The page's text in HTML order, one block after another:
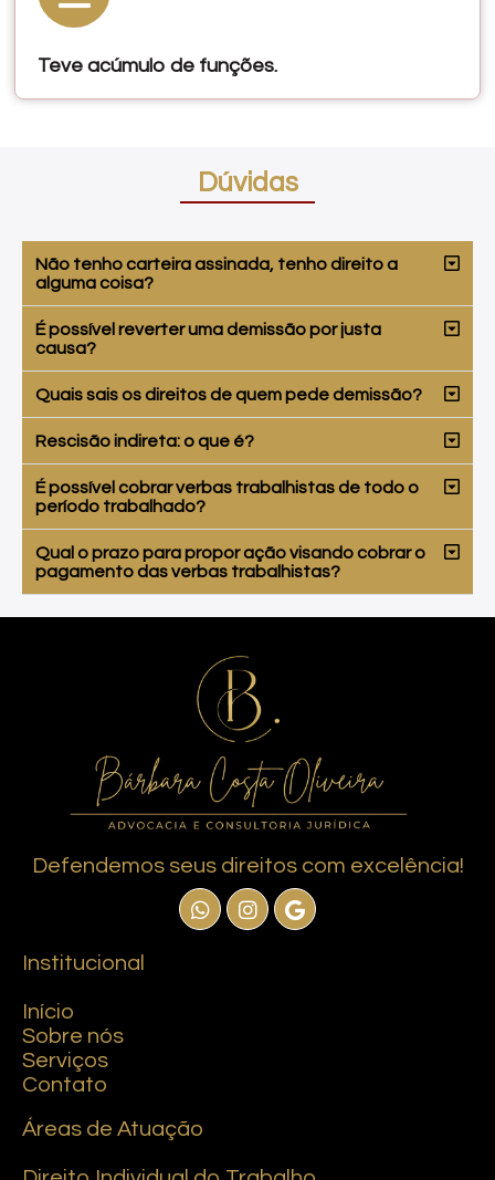
Teve acúmulo de funções.
Dúvidas
Não tenho carteira assinada, tenho direito a
alguma coisa?
É possível reverter uma demissão por justa
causa?
Quais sais os direitos de quem pede demissão?
Rescisão indireta: o que é?
É possível cobrar verbas trabalhistas de todo o
período trabalhado?
Qual o prazo para propor ação visando cobrar o
pagamento das verbas trabalhistas?
Defendemos seus direitos com excelência!
Institucional
Início
Sobre nós
Serviços
Contato
Áreas de Atuação